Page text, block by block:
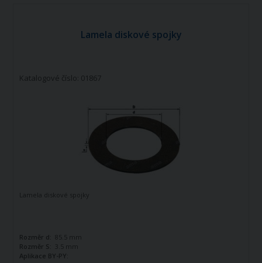
Lamela diskové spojky
Katalogové číslo: 01867
Lamela diskové spojky
Rozměr d:
85.5 mm
Rozměr S:
3.5 mm
Aplikace BY-PY: